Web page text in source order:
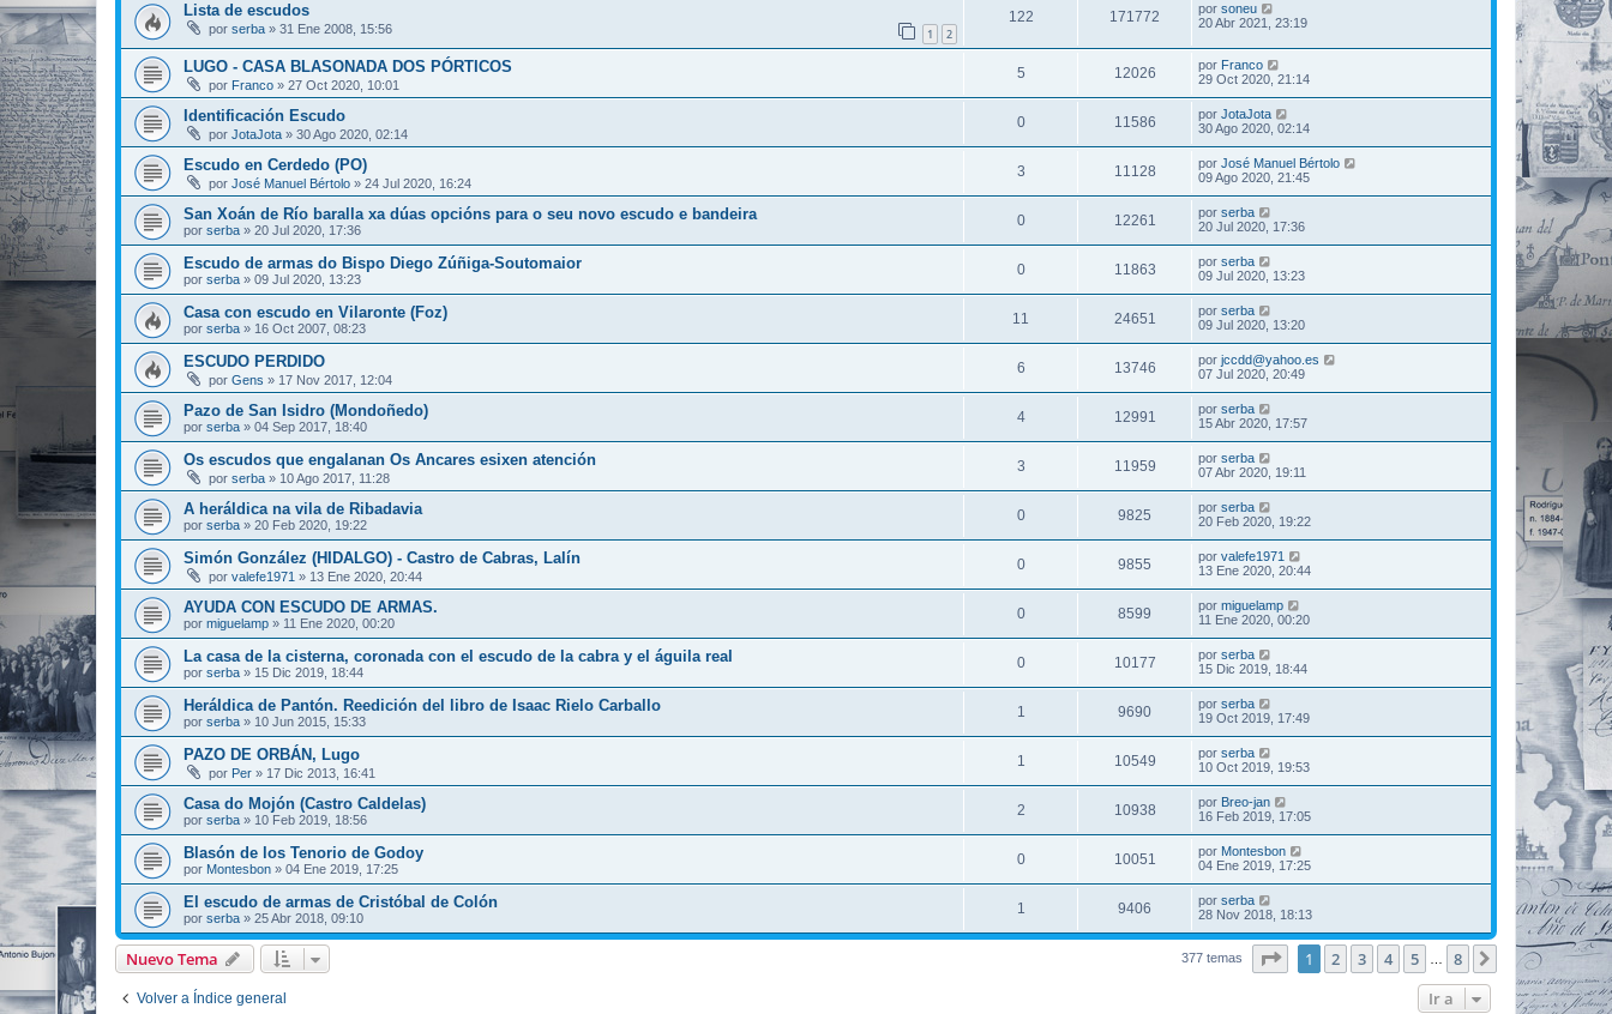
Lista de escudos
por serba » 31 Ene 2008, 15:56 1 2
122 171772 por soneu
20 Abr 2021, 23:19
LUGO - CASA BLASONADA DOS PÓRTICOS
por Franco » 27 Oct 2020, 10:01
5 12026 por Franco
29 Oct 2020, 21:14
Identificación Escudo
por JotaJota » 30 Ago 2020, 02:14
0 11586 por JotaJota
30 Ago 2020, 02:14
Escudo en Cerdedo (PO)
por José Manuel Bértolo » 24 Jul 2020, 16:24
3 11128 por José Manuel Bértolo
09 Ago 2020, 21:45
San Xoán de Río baralla xa dúas opcións para o seu novo escudo e bandeira
por serba » 20 Jul 2020, 17:36
0 12261 por serba
20 Jul 2020, 17:36
Escudo de armas do Bispo Diego Zúñiga-Soutomaior
por serba » 09 Jul 2020, 13:23
0 11863 por serba
09 Jul 2020, 13:23
Casa con escudo en Vilaronte (Foz)
por serba » 16 Oct 2007, 08:23
11 24651 por serba
09 Jul 2020, 13:20
ESCUDO PERDIDO
por Gens » 17 Nov 2017, 12:04
6 13746 por jccdd@yahoo.es
07 Jul 2020, 20:49
Pazo de San Isidro (Mondoñedo)
por serba » 04 Sep 2017, 18:40
4 12991 por serba
15 Abr 2020, 17:57
Os escudos que engalanan Os Ancares esixen atención
por serba » 10 Ago 2017, 11:28
3 11959 por serba
07 Abr 2020, 19:11
A heráldica na vila de Ribadavia
por serba » 20 Feb 2020, 19:22
0 9825 por serba
20 Feb 2020, 19:22
Simón González (HIDALGO) - Castro de Cabras, Lalín
por valefe1971 » 13 Ene 2020, 20:44
0 9855 por valefe1971
13 Ene 2020, 20:44
AYUDA CON ESCUDO DE ARMAS.
por miguelamp » 11 Ene 2020, 00:20
0 8599 por miguelamp
11 Ene 2020, 00:20
La casa de la cisterna, coronada con el escudo de la cabra y el águila real
por serba » 15 Dic 2019, 18:44
0 10177 por serba
15 Dic 2019, 18:44
Heráldica de Pantón. Reedición del libro de Isaac Rielo Carballo
por serba » 10 Jun 2015, 15:33
1 9690 por serba
19 Oct 2019, 17:49
PAZO DE ORBÁN, Lugo
por Per » 17 Dic 2013, 16:41
1 10549 por serba
10 Oct 2019, 19:53
Casa do Mojón (Castro Caldelas)
por serba » 10 Feb 2019, 18:56
2 10938 por Breo-jan
16 Feb 2019, 17:05
Blasón de los Tenorio de Godoy
por Montesbon » 04 Ene 2019, 17:25
0 10051 por Montesbon
04 Ene 2019, 17:25
El escudo de armas de Cristóbal de Colón
por serba » 25 Abr 2018, 09:10
1 9406 por serba
28 Nov 2018, 18:13
Nuevo Tema 377 temas Página1 de
1 2 3 4 5 8 Siguiente
Volver a Índice general Ir a